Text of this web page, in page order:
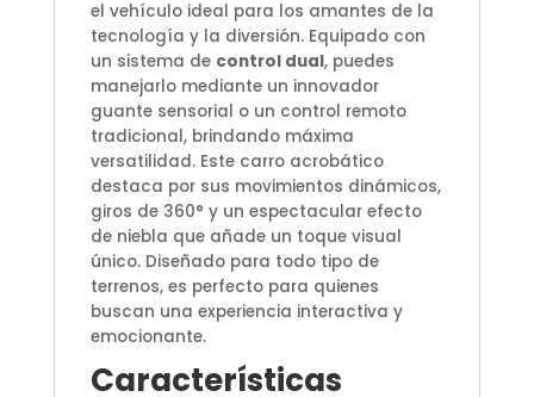
el vehículo ideal para los amantes de la
tecnología y la diversión. Equipado con
un sistema de control dual, puedes
manejarlo mediante un innovador
guante sensorial o un control remoto
tradicional, brindando máxima
versatilidad. Este carro acrobático
destaca por sus movimientos dinámicos,
giros de 360° y un espectacular efecto
de niebla que añade un toque visual
único. Diseñado para todo tipo de
terrenos, es perfecto para quienes
buscan una experiencia interactiva y
emocionante.
Características